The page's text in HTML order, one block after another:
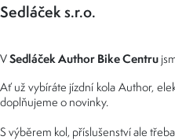
Sedláček s.r.o.
VSedláček Author Bike Centru
Ať už vybíráte jízdní kola Author,
doplňujeme o novinky.
S výběrem kol, příslušenství ale